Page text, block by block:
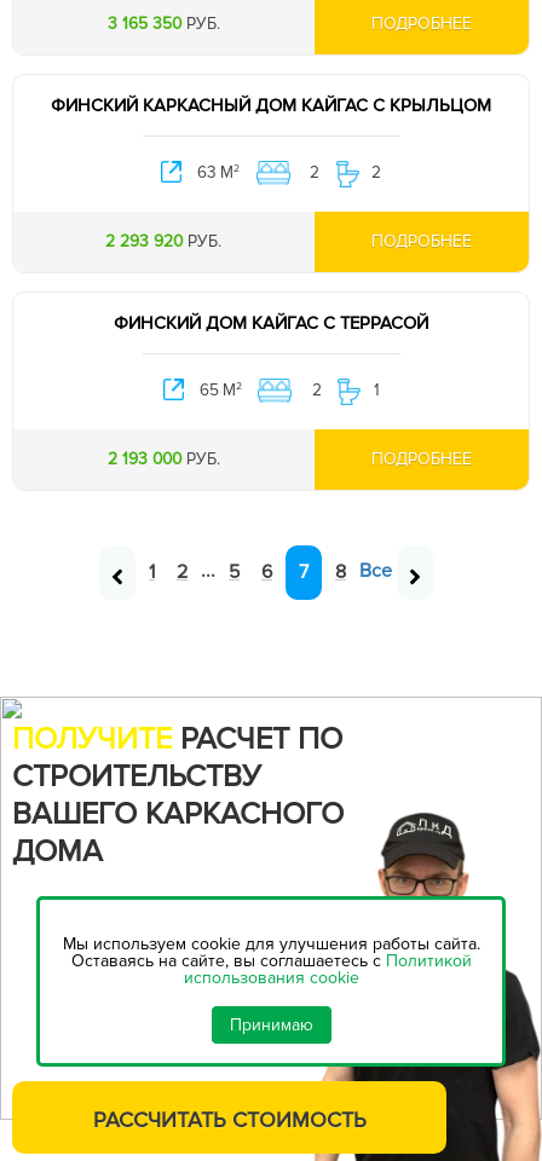
3 165 350 РУБ. ПОДРОБНЕЕ
ФИНСКИЙ КАРКАСНЫЙ ДОМ КАЙГАС С КРЫЛЬЦОМ
63 М2 2 2
2 293 920 РУБ. ПОДРОБНЕЕ
ФИНСКИЙ ДОМ КАЙГАС С ТЕРРАСОЙ
65 М2 2 1
2 193 000 РУБ. ПОДРОБНЕЕ
1 2 ... 5 6 7 8 Все
ПОЛУЧИТЕ РАСЧЕТ ПО
СТРОИТЕЛЬСТВУ
ВАШЕГО КАРКАСНОГО
ДОМА
Воспользуйтесь нашим
онлайн-калькулятором,
рассчитать стоимость
РАССЧИТАТЬ СТОИМОСТЬ
Мы используем cookie для улучшения работы сайта.
Оставаясь на сайте, вы соглашаетесь с Политикой
использования cookie
Принимаю